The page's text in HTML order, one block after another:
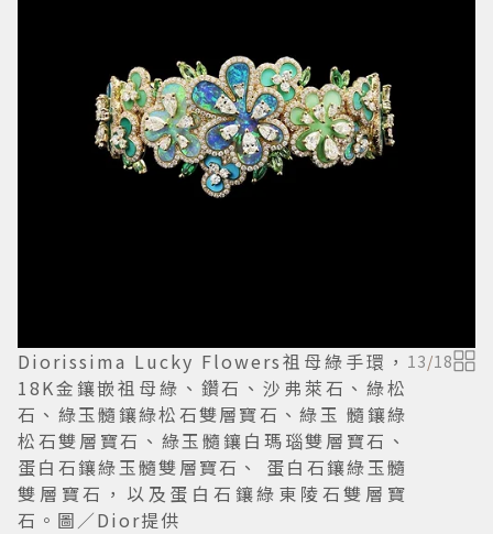
Diorissima Lucky Flowers祖母綠手環，
18K金鑲嵌祖母綠、鑽石、沙弗萊石、綠松
石、綠玉髓鑲綠松石雙層寶石、綠玉 髓鑲綠
松石雙層寶石、綠玉髓鑲白瑪瑙雙層寶石、
蛋白石鑲綠玉髓雙層寶石、 蛋白石鑲綠玉髓
雙層寶石，以及蛋白石鑲綠東陵石雙層寶
石。圖／Dior提供
13/18